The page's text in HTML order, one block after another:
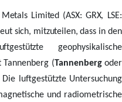
Limited (ASX: GRX, LSE:
sich, mitzuteilen, dass in den
geophysikalische
(Tannenbergoder
luftgestützte Untersuchung
und radiometrische